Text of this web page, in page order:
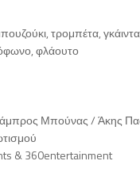
τρομπέτα,
φλάουτο
Μπούνας / Άκης
& 360entertainment